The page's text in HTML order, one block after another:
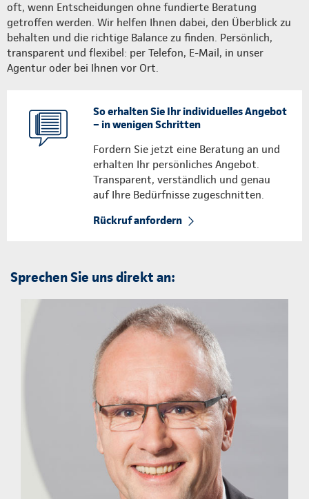
oft, wenn Entscheidungen ohne fundierte Beratung
getroffen werden. Wir helfen Ihnen dabei, den Überblick zu
behalten und die richtige Balance zu finden. Persönlich,
transparent und flexibel: per Telefon, E-Mail, in unser
Agentur oder bei Ihnen vor Ort.
So erhalten Sie Ihr individuelles Angebot
– in wenigen Schritten
Fordern Sie jetzt eine Beratung an und
erhalten Ihr persönliches Angebot.
Transparent, verständlich und genau
auf Ihre Bedürfnisse zugeschnitten.
Rückruf anfordern
Sprechen Sie uns direkt an: